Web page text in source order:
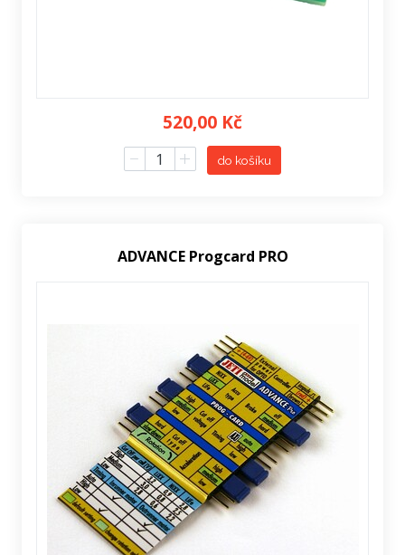
520,00 Kč
do košíku
ADVANCE Progcard PRO